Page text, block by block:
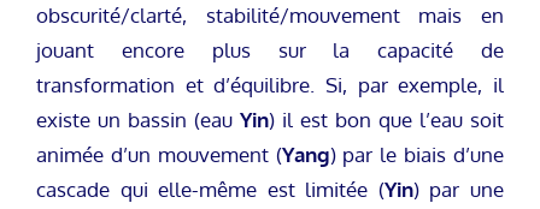
obscurité/clarté, stabilité/mouvement mais en
jouant encore plus sur la capacité de
transformation et d’équilibre. Si, par exemple, il
existe un bassin (eau Yin) il est bon que l’eau soit
animée d’un mouvement (Yang) par le biais d’une
cascade qui elle-même est limitée (Yin) par une